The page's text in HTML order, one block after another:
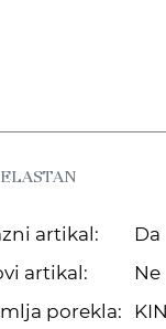
artikal:
Da
artikal:
Ne
porekla: